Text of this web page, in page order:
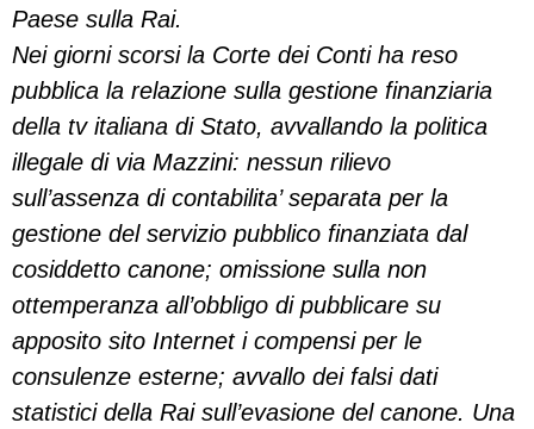
Paese sulla Rai.
Nei giorni scorsi la Corte dei Conti ha reso
pubblica la relazione sulla gestione finanziaria
della tv italiana di Stato, avvallando la politica
illegale di via Mazzini: nessun rilievo
sull’assenza di contabilita’ separata per la
gestione del servizio pubblico finanziata dal
cosiddetto canone; omissione sulla non
ottemperanza all’obbligo di pubblicare su
apposito sito Internet i compensi per le
consulenze esterne; avvallo dei falsi dati
statistici della Rai sull’evasione del canone. Una